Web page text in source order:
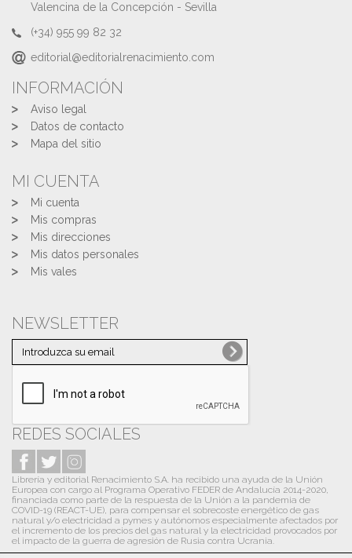
Valencina de la Concepción - Sevilla
(+34) 955 99 82 32
editorial@editorialrenacimiento.com
INFORMACIÓN
Aviso legal
Datos de contacto
Mapa del sitio
MI CUENTA
Mi cuenta
Mis compras
Mis direcciones
Mis datos personales
Mis vales
NEWSLETTER
REDES SOCIALES
Librería y editorial Renacimiento S.A. ha recibido una ayuda de la Unión
Europea con cargo al Programa Operativo FEDER de Andalucía 2014-2020,
financiada como parte de la respuesta de la Unión a la pandemia de
COVID-19 (REACT-UE), para compensar el sobrecoste energético de gas
natural y/o electricidad a pymes y autónomos especialmente afectados por
el incremento de los precios del gas natural y la electricidad provocados por
el impacto de la guerra de agresión de Rusia contra Ucrania.